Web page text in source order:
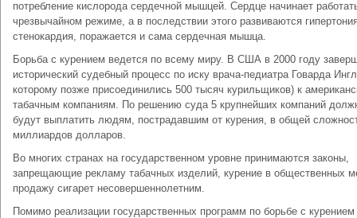
потребление кислорода сердечной мышцей. Сердце начинает
чрезвычайном режиме, а в последствии этого развиваются
стенокардия, поражается и сама сердечная мышца.
Борьба с курением ведется по всему миру. В США в 2000 году
исторический судебный процесс по иску врача-педиатра Говарда
которому позже присоединились 500 тысяч курильщиков) к
табачным компаниям. По решению суда 5 крупнейших компаний
будут выплатить людям, пострадавшим от курения, в общей
миллиардов долларов.
Во многих странах на государственном уровне принимаются законы,
запрещающие рекламу табачных изделий, курение в общественных
продажу сигарет несовершеннолетним.
Помимо реализации государственных программ по борьбе с курением